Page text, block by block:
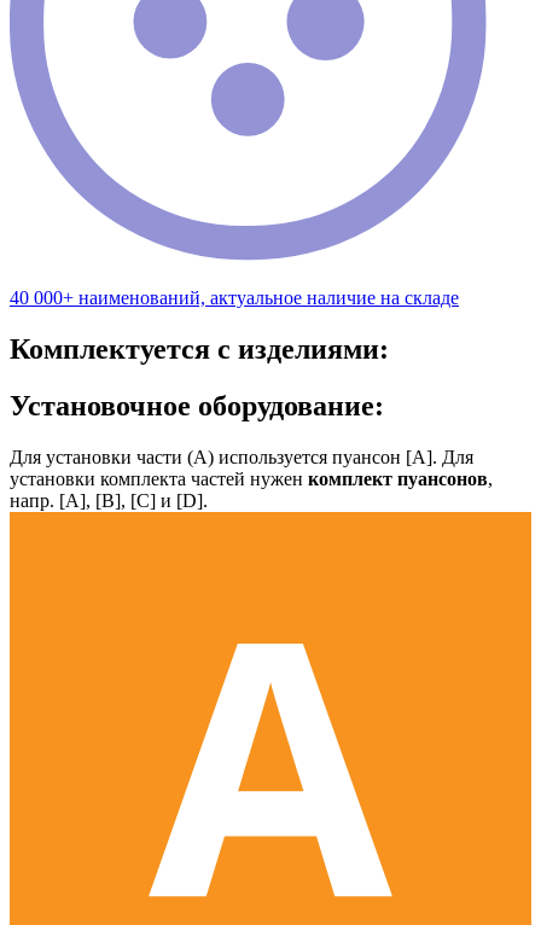
40 000+ наименований, актуальное наличие на складе
Комплектуется с изделиями:
Установочное оборудование:
Для установки части (А) используется пуансон [А]. Для
установки комплекта частей нужен комплект пуансонов,
напр. [А], [B], [С] и [D].